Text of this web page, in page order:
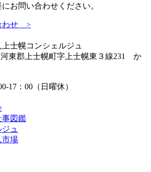
お問い合わせください。
わせ >
上士幌コンシェルジュ
東郡上士幌町字上士幌東３線231 か
17：00（日曜休）